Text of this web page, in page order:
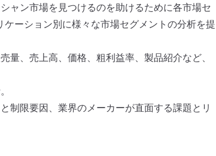
ャン市場を見つけるのを助けるために各市場セ
ーション別に様々な市場セグメントの分析を提
、売上高、価格、粗利益率、製品紹介など、
制限要因、業界のメーカーが直面する課題とリ